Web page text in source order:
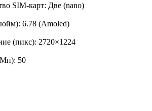
SIM-карт: Две (nano)
6.78 (Amoled)
(пикс): 2720×1224
50